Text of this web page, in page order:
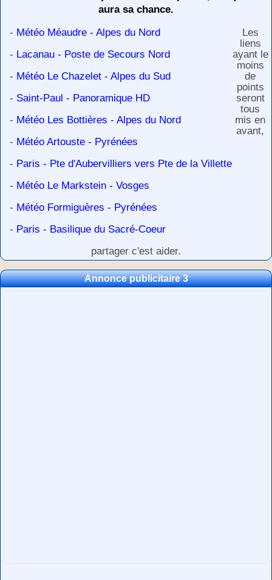
aura sa chance.
- Météo Méaudre - Alpes du Nord
- Lacanau - Poste de Secours Nord
- Météo Le Chazelet - Alpes du Sud
- Saint-Paul - Panoramique HD
- Météo Les Bottières - Alpes du Nord
- Météo Artouste - Pyrénées
- Paris - Pte d'Aubervilliers vers Pte de la Villette
- Météo Le Markstein - Vosges
- Météo Formiguères - Pyrénées
- Paris - Basilique du Sacré-Coeur
Les
liens
ayant le
moins
de
points
seront
tous
mis en
avant,
partager c'est aider.
Annonce publicitaire 3